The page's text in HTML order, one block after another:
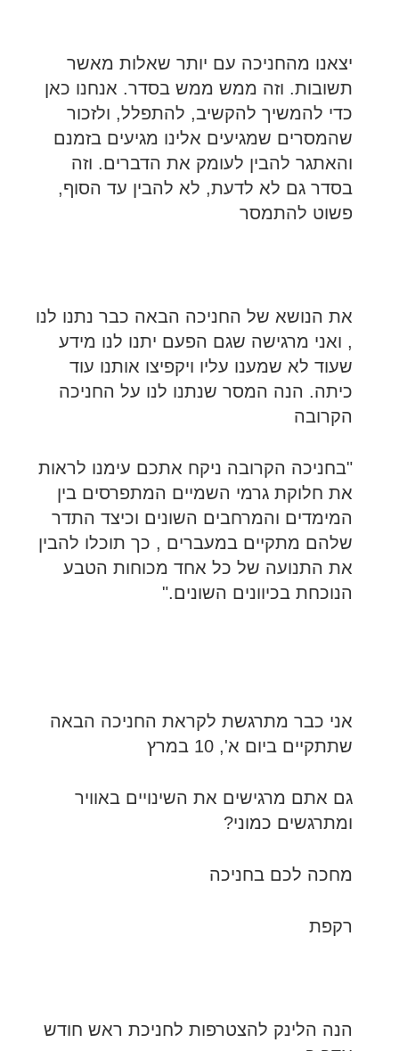
יצאנו מהחניכה עם יותר שאלות מאשר
תשובות. וזה ממש ממש בסדר. אנחנו כאן
כדי להמשיך להקשיב, להתפלל, ולזכור
שהמסרים שמגיעים אלינו מגיעים בזמנם
והאתגר להבין לעומק את הדברים. וזה
בסדר גם לא לדעת, לא להבין עד הסוף,
פשוט להתמסר
את הנושא של החניכה הבאה כבר נתנו לנו
, ואני מרגישה שגם הפעם יתנו לנו מידע
שעוד לא שמענו עליו ויקפיצו אותנו עוד
כיתה. הנה המסר שנתנו לנו על החניכה
הקרובה
"בחניכה הקרובה ניקח אתכם עימנו לראות
את חלוקת גרמי השמיים המתפרסים בין
המימדים והמרחבים השונים וכיצד התדר
שלהם מתקיים במעברים , כך תוכלו להבין
את התנועה של כל אחד מכוחות הטבע
הנוכחת בכיוונים השונים."
אני כבר מתרגשת לקראת החניכה הבאה
שתתקיים ביום א', 10 במרץ
גם אתם מרגישים את השינויים באוויר
ומתרגשים כמוני?
מחכה לכם בחניכה
רקפת
הנה הלינק להצטרפות לחניכת ראש חודש